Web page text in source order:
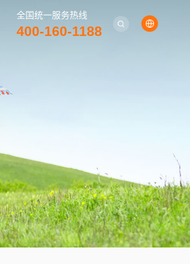
全国统一服务热线
400-160-1188